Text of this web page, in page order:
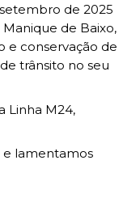
de 2025
Manique de Baixo,
e conservação de
trânsito no seu
Linha M24,
e lamentamos